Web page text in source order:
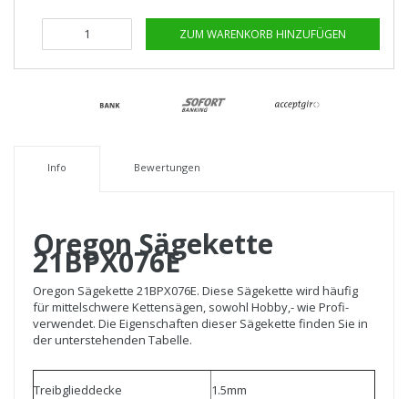
ZUM WARENKORB HINZUFÜGEN
Info Bewertungen
Oregon Sägekette
21BPX076E
Oregon Sägekette 21BPX076E. Diese Sägekette wird häufig
für mittelschwere Kettensägen, sowohl Hobby,- wie Profi-
verwendet. Die Eigenschaften dieser Sägekette finden Sie in
der unterstehenden Tabelle.
Treibglieddecke 1.5mm